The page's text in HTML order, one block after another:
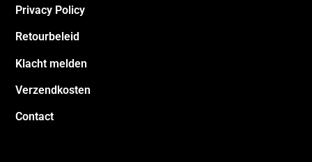
Privacy Policy
Retourbeleid
Klacht melden
Verzendkosten
Contact